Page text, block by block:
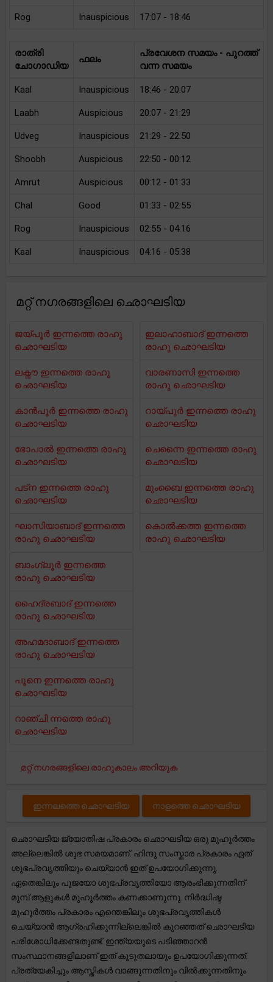
Rog Inauspicious 17:07 - 18:46
രാത്രി
ചോഗാഡിയ
ഫലം
പ്രവേശന സമയം - പുറത്ത്
വന്ന സമയം
Kaal Inauspicious 18:46 - 20:07
Laabh Auspicious 20:07 - 21:29
Udveg Inauspicious 21:29 - 22:50
Shoobh Auspicious 22:50 - 00:12
Amrut Auspicious 00:12 - 01:33
Chal Good 01:33 - 02:55
Rog Inauspicious 02:55 - 04:16
Kaal Inauspicious 04:16 - 05:38
മറ്റ് നഗരങ്ങളിലെ ഛൊഘടിയ
ജയ്പൂർ ഇന്നത്തെ രാഹു
ഛൊഘടിയ
ലക്നൗ ഇന്നത്തെ രാഹു
ഛൊഘടിയ
കാൻപൂർ ഇന്നത്തെ രാഹു
ഛൊഘടിയ
ഭോപാൽ ഇന്നത്തെ രാഹു
ഛൊഘടിയ
പട്ന ഇന്നത്തെ രാഹു
ഛൊഘടിയ
ഘാസിയാബാദ് ഇന്നത്തെ
രാഹു ഛൊഘടിയ
ഇലാഹാബാദ് ഇന്നത്തെ
രാഹു ഛൊഘടിയ
വാരണാസി ഇന്നത്തെ
രാഹു ഛൊഘടിയ
റായ്പുർ ഇന്നത്തെ രാഹു
ഛൊഘടിയ
ചെന്നൈ ഇന്നത്തെ രാഹു
ഛൊഘടിയ
മുംബൈ ഇന്നത്തെ രാഹു
ഛൊഘടിയ
കൊൽക്കത്ത ഇന്നത്തെ
രാഹു ഛൊഘടിയ
ബാംഗ്ലൂർ ഇന്നത്തെ
രാഹു ഛൊഘടിയ
ഹൈദ്രബാദ് ഇന്നത്തെ
രാഹു ഛൊഘടിയ
അഹമദാബാദ് ഇന്നത്തെ
രാഹു ഛൊഘടിയ
പൂനെ ഇന്നത്തെ രാഹു
ഛൊഘടിയ
റാഞ്ചി ന്നത്തെ രാഹു
ഛൊഘടിയ
മറ്റ് നഗരങ്ങളിലെ രാഹുകാലം അറിയുക
ഇന്നലത്തെ ഛൊഘടിയ നാളത്തെ ഛൊഘടിയ
ഛൊഘടിയ ജ്യോതിഷ പ്രകാരം ഛൊഘടിയ ഒരു മുഹൂർത്തം
അല്ലെങ്കിൽ ശുഭ സമയമാണ്. ഹിന്ദു സംസ്കാര പ്രകാരം ഏത്
ശുഭപ്രവൃത്തിയും ചെയ്യാൻ ഇത് ഉപയോഗിക്കുന്നു.
ഏതെങ്കിലും പൂജയോ ശുഭപ്രവൃത്തിയോ ആരംഭിക്കുന്നതിന്
മുമ്പ് ആളുകൾ മുഹൂർത്തം കണക്കാണുന്നു. നിർദ്ധിഷ്ട
മുഹൂർത്തം പ്രകാരം എന്തെങ്കിലും ശുഭപ്രവൃത്തികൾ
ചെയ്യാൻ ആഗ്രഹിക്കുന്നില്ലെങ്കിൽ കുറഞ്ഞത് ഛൊഘടിയ
പരിശോധിക്കേണ്ടതുണ്ട്. ഇന്ത്യയുടെ പടിഞ്ഞാറൻ
സംസ്ഥാനങ്ങളിലാണ് ഇത് കൂടുതലായും ഉപയോഗിക്കുന്നത്.
പ്രത്യേകിച്ചും ആസ്തികൾ വാങ്ങുന്നതിനും വിൽക്കുന്നതിനും